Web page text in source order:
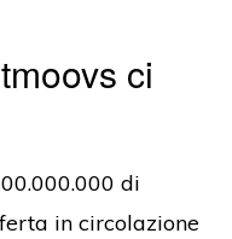
ci
di
in circolazione